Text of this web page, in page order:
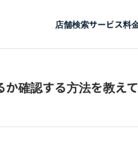
店舗検索サービス料
か確認する方法を教えて